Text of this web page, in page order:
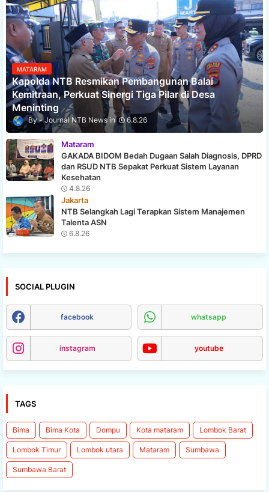
MATARAM
Kapolda NTB Resmikan Pembangunan Balai
Kemitraan, Perkuat Sinergi Tiga Pilar di Desa
Meninting
Journal NTB News 6.8.26
Mataram
GAKADA BIDOM Bedah Dugaan Salah Diagnosis, DPRD
dan RSUD NTB Sepakat Perkuat Sistem Layanan
Kesehatan
4.8.26
Jakarta
NTB Selangkah Lagi Terapkan Sistem Manajemen
Talenta ASN
6.8.26
SOCIAL PLUGIN
facebook whatsapp
instagram youtube
TAGS
Bima Bima Kota Dompu Kota mataram Lombok Barat
Lombok Timur Lombok utara Mataram Sumbawa
Sumbawa Barat